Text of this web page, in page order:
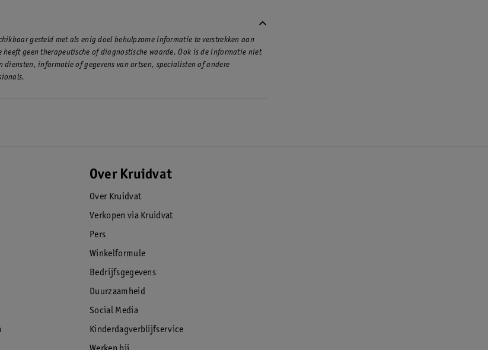
gesteld met als enig doel behulpzame informatie te verstrekken aan
heeft geen therapeutische of diagnostische waarde. Ook is de informatie niet
diensten, informatie of gegevens van artsen, specialisten of andere
Over Kruidvat
Over Kruidvat
Verkopen via Kruidvat
Pers
Winkelformule
Bedrijfsgegevens
Duurzaamheid
Social Media
Kinderdagverblijfservice